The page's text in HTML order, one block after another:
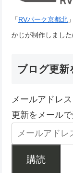
「RVパーク京都北
かじが制作しまし
ブログ更新
メールアドレ
更新をメールで
購読